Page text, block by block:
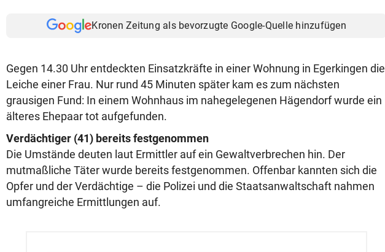
Kronen Zeitung als bevorzugte Google-Quelle hinzufügen
Gegen 14.30 Uhr entdeckten Einsatzkräfte in einer Wohnung in Egerkingen die
Leiche einer Frau. Nur rund 45 Minuten später kam es zum nächsten
grausigen Fund: In einem Wohnhaus im nahegelegenen Hägendorf wurde ein
älteres Ehepaar tot aufgefunden.
Verdächtiger (41) bereits festgenommen
Die Umstände deuten laut Ermittler auf ein Gewaltverbrechen hin. Der
mutmaßliche Täter wurde bereits festgenommen. Offenbar kannten sich die
Opfer und der Verdächtige – die Polizei und die Staatsanwaltschaft nahmen
umfangreiche Ermittlungen auf.